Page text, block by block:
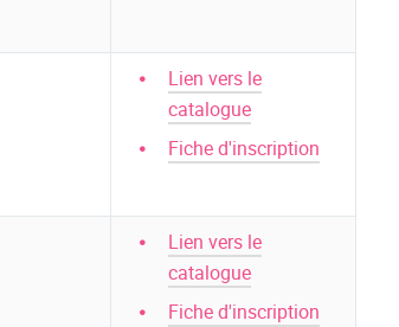
Lien vers le
catalogue
Fiche d'inscription
Lien vers le
catalogue
Fiche d'inscription